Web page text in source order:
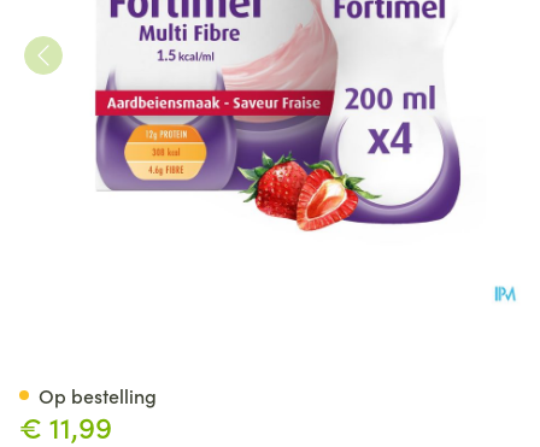
€ 11,99
Op bestelling